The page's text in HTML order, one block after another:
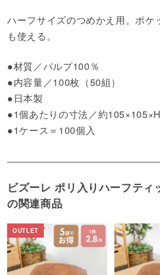
ハーフサイズのつめかえ用。ポケ
も使える。
●材質／パルプ100％
●内容量／100枚（50組）
●日本製
●1個あたりの寸法／約
●1ケース＝100個入
ビズーレ ポリ入りハーフティ
の関連商品